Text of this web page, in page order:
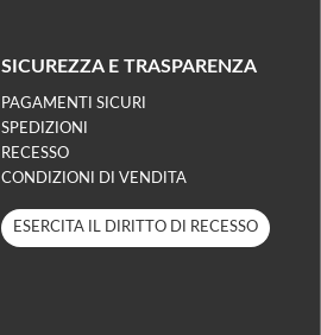
SICUREZZA E TRASPARENZA
PAGAMENTI SICURI
SPEDIZIONI
RECESSO
CONDIZIONI DI VENDITA
ESERCITA IL DIRITTO DI RECESSO